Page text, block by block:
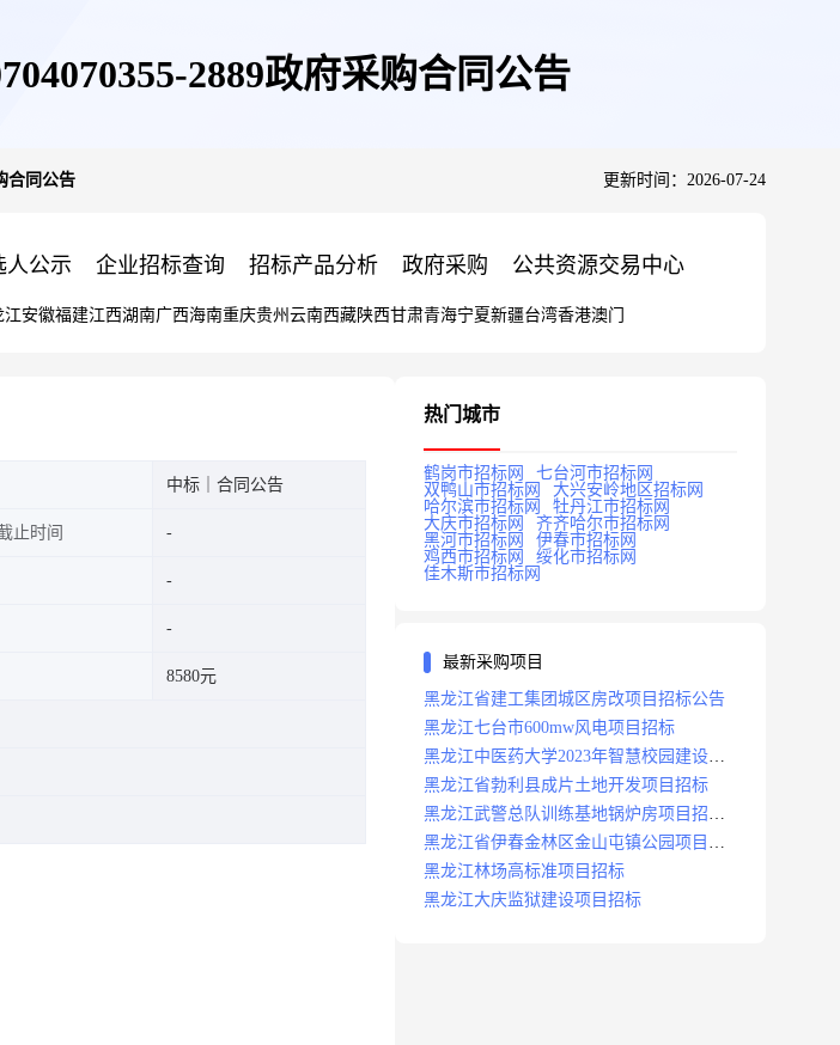
2889政府采购合同公告
合同公告 更新时间：2026-07-24
人公示 企业招标查询 招标产品分析 政府采购 公共资源交易中心
江安徽福建江西湖南广西海南重庆贵州 云南西藏陕西甘肃青海宁夏新疆台湾香港澳门
中标｜合同公告
止时间
8580元
热门城市
鹤岗市招标网
七台河市招标网
双鸭山市招标网
大兴安岭地区招标网
哈尔滨市招标网
牡丹江市招标网
大庆市招标网
齐齐哈尔市招标网
黑河市招标网
伊春市招标网
鸡西市招标网
绥化市招标网
佳木斯市招标网
最新采购项目
黑龙江省建工集团城区房改项目招标公告
黑龙江七台市600mw风电项目招标
黑龙江中医药大学2023年智慧校园建设项
目招标公告
黑龙江省勃利县成片土地开发项目招标
黑龙江武警总队训练基地锅炉房项目招标
公示
黑龙江省伊春金林区金山屯镇公园项目招
标公告
黑龙江林场高标准项目招标
黑龙江大庆监狱建设项目招标